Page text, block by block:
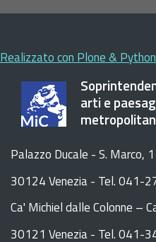
Realizzato con Plone & Python
arti e
Palazzo Ducale - S. Marco, 1
30124 Venezia - Tel. 041-
Ca' Michiel dalle Colonne –
30121 Venezia - Tel. 041-